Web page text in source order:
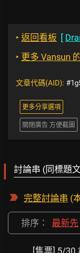
‣ 返回看板 [
‣ 更多 Vansun
文章代碼(AID):
更多分享選項
關閉廣告 方便截圖
討論串 (同標題
完整討論串 (
排序： 最新先
[售票] 5/30